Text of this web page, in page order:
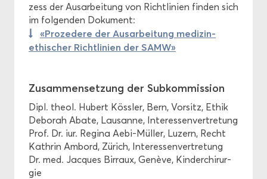
zess der Aus­ar­bei­tung von Richt­li­ni­en fin­den sich
im fol­gen­den Do­ku­ment:
«Pro­ze­de­re der Aus­ar­bei­tung medizin-​
ethischer Richt­li­ni­en der SAMW»
Zu­sam­men­set­zung der Sub­kom­mis­si­on
Dipl. theol. Hu­bert Köss­ler, Bern, Vor­sitz, Ethik
De­bo­rah Abate, Lau­sanne, In­ter­es­sen­ver­tre­tung
Prof. Dr. iur. Re­gi­na Aebi-​Müller, Lu­zern, Recht
Kath­rin Am­bord, Zü­rich, In­ter­es­sen­ver­tre­tung
Dr. med. Jac­ques Bir­r­aux, Genève, Kin­der­chir­ur­
gie